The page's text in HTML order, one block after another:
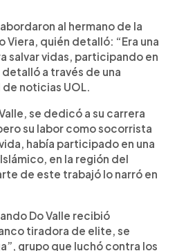
al hermano de la
Viera, quién detalló: “Era una
salvar vidas, participando en
a través de una
noticias UOL.
se dedicó a su carrera
su labor como socorrista
había participado en una
en la región del
de este trabajó lo narró en
Do Valle recibió
tiradora de elite, se
grupo que luchó contra los